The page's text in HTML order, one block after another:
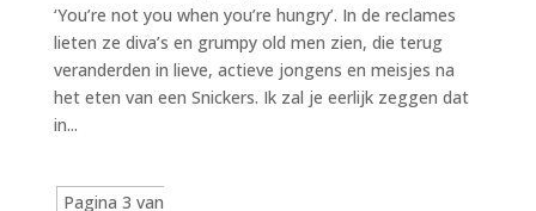
‘You’re not you when you’re hungry’. In de reclames
lieten ze diva’s en grumpy old men zien, die terug
veranderden in lieve, actieve jongens en meisjes na
het eten van een Snickers. Ik zal je eerlijk zeggen dat
in...
Pagina 3 van